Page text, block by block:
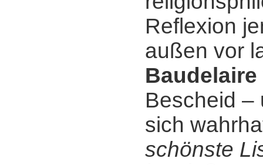
Reflexion
außen vor
Baudelaire
Bescheid ‒
sich
schönste